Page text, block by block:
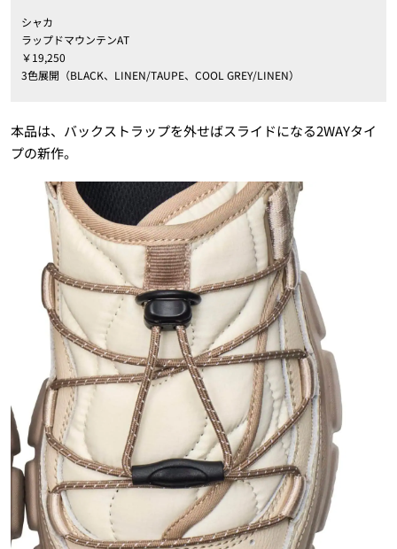
シャカ
ラップドマウンテンAT
￥19,250
3色展開（BLACK、LINEN/TAUPE、COOL GREY/LINEN）
本品は、バックストラップを外せばスライドになる2WAYタイ
プの新作。